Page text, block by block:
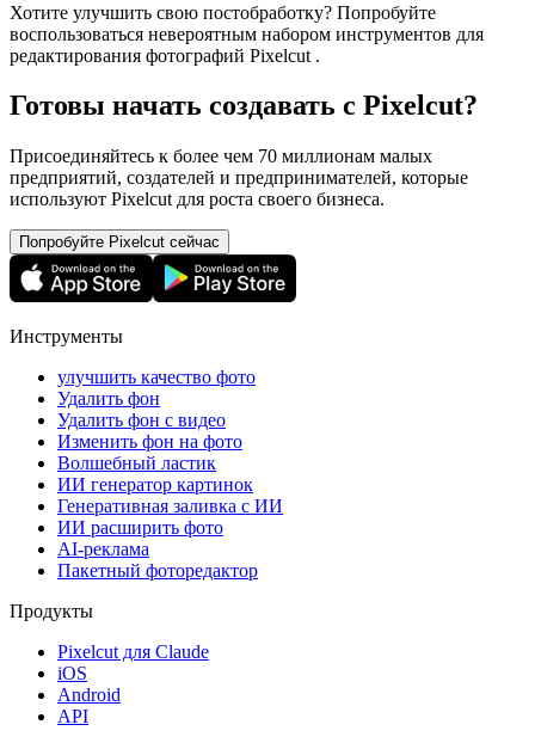
Хотите улучшить свою постобработку? Попробуйте
воспользоваться невероятным набором инструментов для
редактирования фотографий Pixelcut .
Готовы начать создавать с Pixelcut?
Присоединяйтесь к более чем 70 миллионам малых
предприятий, создателей и предпринимателей, которые
используют Pixelcut для роста своего бизнеса.
Попробуйте Pixelcut сейчас
Инструменты
улучшить качество фото
Удалить фон
Удалить фон с видео
Изменить фон на фото
Волшебный ластик
ИИ генератор картинок
Генеративная заливка с ИИ
ИИ расширить фото
AI-реклама
Пакетный фоторедактор
Продукты
Pixelcut для Claude
iOS
Android
API